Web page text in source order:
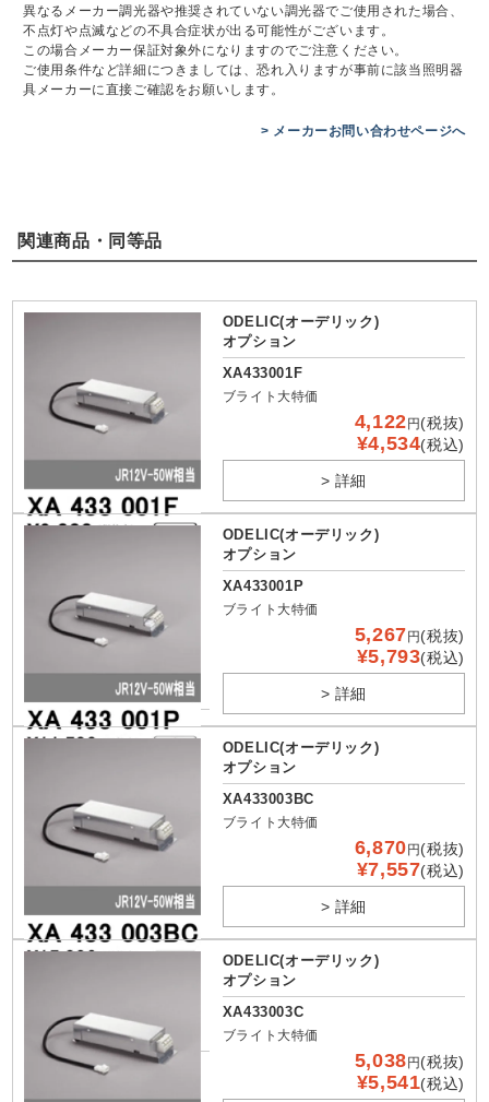
異なるメーカー調光器や推奨されていない調光器でご使用された場合、
不点灯や点滅などの不具合症状が出る可能性がございます。
この場合メーカー保証対象外になりますのでご注意ください。
ご使用条件など詳細につきましては、恐れ入りますが事前に該当照明器
具メーカーに直接ご確認をお願いします。
> メーカーお問い合わせページへ
関連商品・同等品
ODELIC(オーデリック)
オプション
XA433001F
ブライト大特価
4,122円(税抜)
¥4,534(税込)
> 詳細
ODELIC(オーデリック)
オプション
XA433001P
ブライト大特価
5,267円(税抜)
¥5,793(税込)
> 詳細
ODELIC(オーデリック)
オプション
XA433003BC
ブライト大特価
6,870円(税抜)
¥7,557(税込)
> 詳細
ODELIC(オーデリック)
オプション
XA433003C
ブライト大特価
5,038円(税抜)
¥5,541(税込)